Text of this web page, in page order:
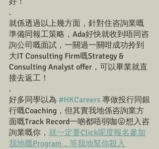
.
就係透過以上幾方面，針對住咨詢業嘅
準備同報工策略，Ada好快就收到唔同咨
詢公司嘅面試，一關過一關咁成功拎到
大IT Consulting Firm嘅Strategy &
Consulting Analyst offer，可以畢業就直
接去返工！
.
好多同學以為 #HKCareers 專做投行同銀
行嘅Coaching，但其實我地係咨詢業方
面嘅Track Record一啲都唔弱咖😛想入咨
詢業嘅你， 就一定要Click呢度報名參加
我地嘅Program，等我地幫你殺入